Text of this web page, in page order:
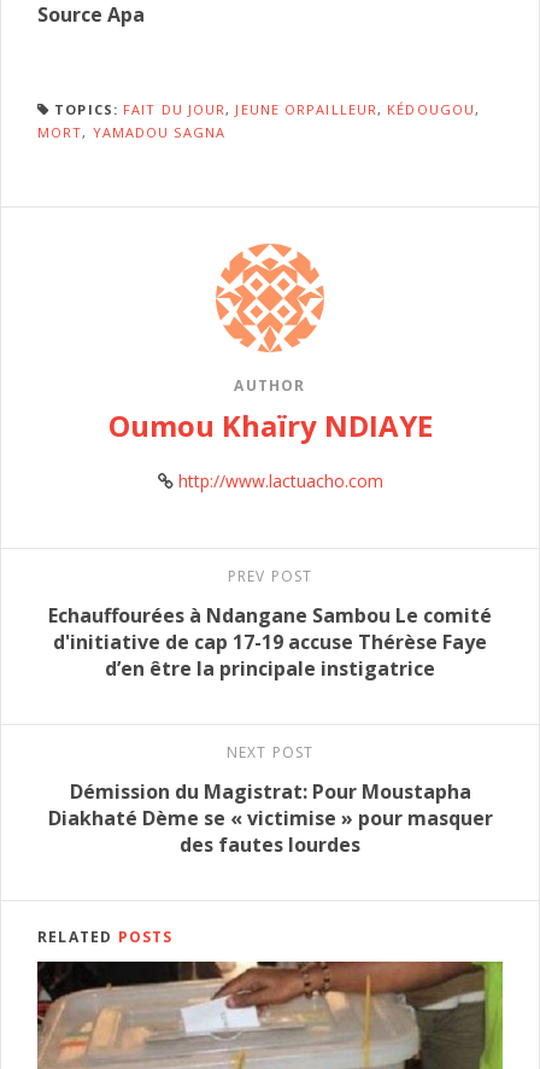
Source Apa
TOPICS: FAIT DU JOUR, JEUNE ORPAILLEUR, KÉDOUGOU,
MORT, YAMADOU SAGNA
AUTHOR
Oumou Khaïry NDIAYE
http://www.lactuacho.com
PREV POST
Echauffourées à Ndangane Sambou Le comité
d'initiative de cap 17-19 accuse Thérèse Faye
d’en être la principale instigatrice
NEXT POST
Démission du Magistrat: Pour Moustapha
Diakhaté Dème se « victimise » pour masquer
des fautes lourdes
RELATED POSTS